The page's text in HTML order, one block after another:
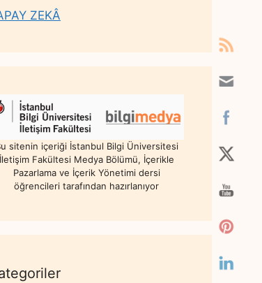
ZEKÂ
sitenin içeriği İstanbul Bilgi Üniversitesi
İletişim Fakültesi Medya Bölümü, İçerikle
Pazarlama ve İçerik Yönetimi dersi
öğrencileri tarafından hazırlanıyor